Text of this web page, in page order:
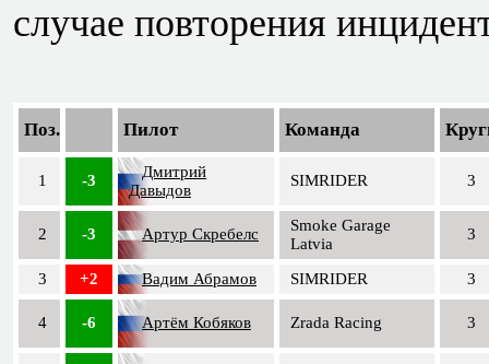
случае повторения
Поз. Пилот Команда
1 -3
Дмитрий
Давыдов
SIMRIDER 3
2 -3 Артур Скребелс
Smoke Garage
Latvia
3
3 +2 Вадим Абрамов SIMRIDER 3
4 -6 Артём Кобяков Zrada Racing 3